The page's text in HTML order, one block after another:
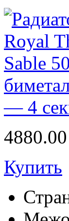
— 4
4880.00
Купить